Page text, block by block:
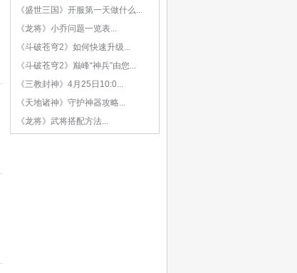
《盛世三国》开服第一天做什么...
《龙将》小乔问题一览表...
《斗破苍穹2》如何快速升级...
《斗破苍穹2》巅峰“神兵”由您...
《三教封神》4月25日10:0...
《天地诸神》守护神器攻略...
《龙将》武将搭配方法...